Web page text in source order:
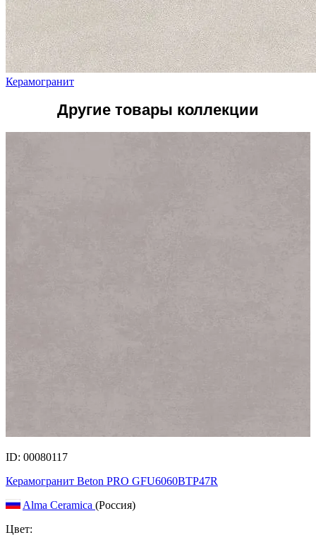
Керамогранит
Другие товары коллекции
ID: 00080117
Керамогранит Beton PRO GFU6060BTP47R
Alma Ceramica (Россия)
Цвет: